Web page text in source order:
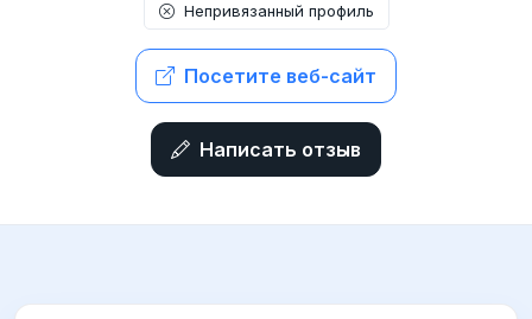
Непривязанный профиль
Посетите веб-сайт
Написать отзыв